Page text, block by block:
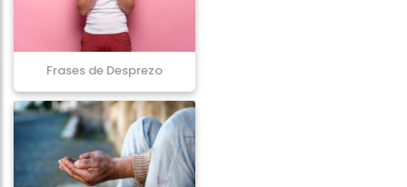
Frases de Desprezo